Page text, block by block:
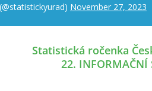
November 27, 2023
Statistická ročenka
22. INFORMAČNÍ